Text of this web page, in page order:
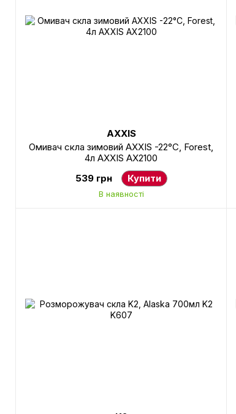
AXXIS
Омивач скла зимовий AXXIS -22°С, Forest,
4л AXXIS AX2100
539 грн
Купити
В наявності